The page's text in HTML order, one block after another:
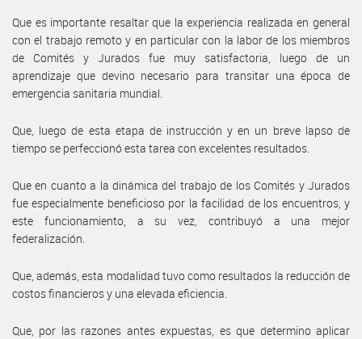
Que es importante resaltar que la experiencia realizada en general
con el trabajo remoto y en particular con la labor de los miembros
de Comités y Jurados fue muy satisfactoria, luego de un
aprendizaje que devino necesario para transitar una época de
emergencia sanitaria mundial.
Que, luego de esta etapa de instrucción y en un breve lapso de
tiempo se perfeccionó esta tarea con excelentes resultados.
Que en cuanto a la dinámica del trabajo de los Comités y Jurados
fue especialmente beneficioso por la facilidad de los encuentros, y
este funcionamiento, a su vez, contribuyó a una mejor
federalización.
Que, además, esta modalidad tuvo como resultados la reducción de
costos financieros y una elevada eficiencia.
Que, por las razones antes expuestas, es que determino aplicar